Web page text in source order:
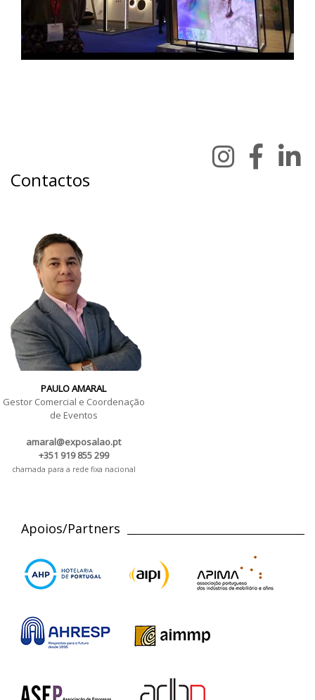
Contactos
PAULO AMARAL
Gestor Comercial e Coordenação
de Eventos
amaral@exposalao.pt
+351 919 855 299
chamada para a rede fixa nacional
Apoios/Partners